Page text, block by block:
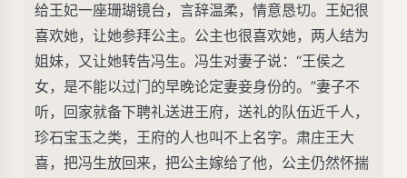
给王妃一座珊瑚镜台，言辞温柔，情意恳切。王妃很
喜欢她，让她参拜公主。公主也很喜欢她，两人结为
姐妹，又让她转告冯生。冯生对妻子说：“王侯之
女，是不能以过门的早晚论定妻妾身份的。”妻子不
听，回家就备下聘礼送进王府，送礼的队伍近千人，
珍石宝玉之类，王府的人也叫不上名字。肃庄王大
喜，把冯生放回来，把公主嫁给了他，公主仍然怀揣